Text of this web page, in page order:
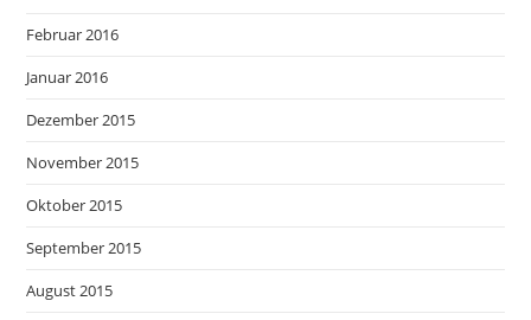
Februar 2016
Januar 2016
Dezember 2015
November 2015
Oktober 2015
September 2015
August 2015